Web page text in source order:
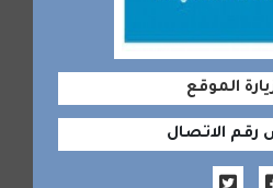
الموقع
رقم الاتصال